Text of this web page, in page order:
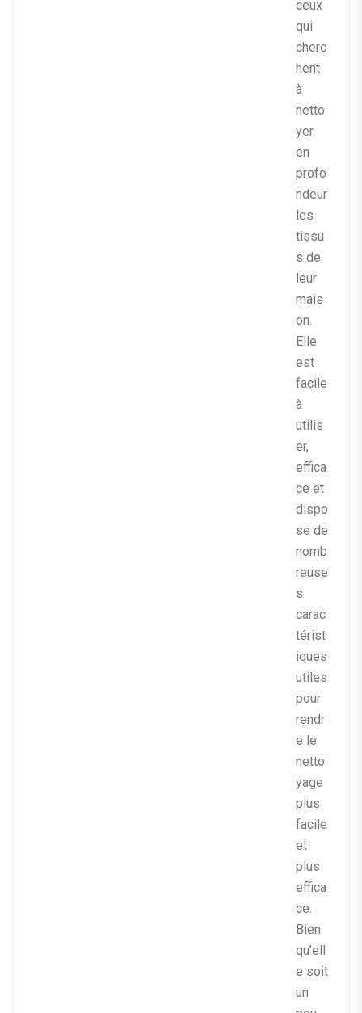
ceux
qui
cherc
hent
à
netto
yer
en
profo
ndeur
les
tissu
s de
leur
mais
on.
Elle
est
facile
à
utilis
er,
effica
ce et
dispo
se de
nomb
reuse
s
carac
térist
iques
utiles
pour
rendr
e le
netto
yage
plus
facile
et
plus
effica
ce.
Bien
qu’ell
e soit
un